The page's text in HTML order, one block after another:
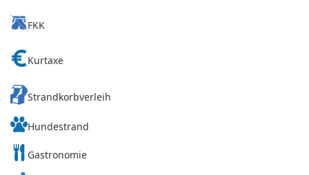
FKK
Kurtaxe
Strandkorbverleih
Hundestrand
Gastronomie